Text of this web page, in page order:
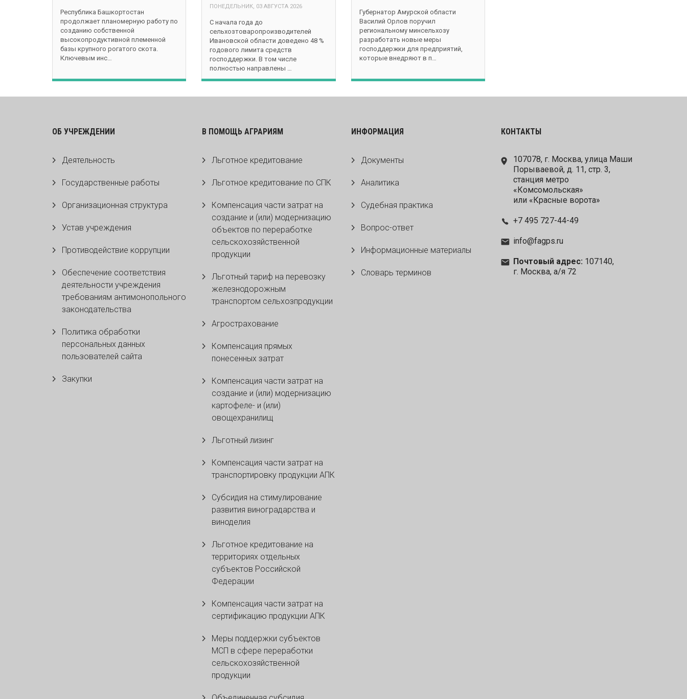
Республика Башкортостан
продолжает планомерную работу по
созданию собственной
высокопродуктивной племенной
базы крупного рогатого скота.
Ключевым инс…
ПОНЕДЕЛЬНИК, 03 АВГУСТА 2026
С начала года до
сельхозтоваропроизводителей
Ивановской области доведено 48 %
годового лимита средств
господдержки. В том числе
полностью направлены …
Губернатор Амурской области
Василий Орлов поручил
региональному минсельхозу
разработать новые меры
господдержки для предприятий,
которые внедряют в п…
ОБ УЧРЕЖДЕНИИ
Деятельность
Государственные работы
Организационная структура
Устав учреждения
Противодействие коррупции
Обеспечение соответствия
деятельности учреждения
требованиям антимонопольного
законодательства
Политика обработки
персональных данных
пользователей сайта
Закупки
В ПОМОЩЬ АГРАРИЯМ
Льготное кредитование
Льготное кредитование по СПК
Компенсация части затрат на
создание и (или) модернизацию
объектов по переработке
сельскохозяйственной
продукции
Льготный тариф на перевозку
железнодорожным
транспортом сельхозпродукции
Агрострахование
Компенсация прямых
понесенных затрат
Компенсация части затрат на
создание и (или) модернизацию
картофеле- и (или)
овощехранилищ
Льготный лизинг
Компенсация части затрат на
транспортировку продукции АПК
Субсидия на стимулирование
развития виноградарства и
виноделия
Льготное кредитование на
территориях отдельных
субъектов Российской
Федерации
Компенсация части затрат на
сертификацию продукции АПК
Меры поддержки субъектов
МСП в сфере переработки
сельскохозяйственной
продукции
ИНФОРМАЦИЯ
Документы
Аналитика
Судебная практика
Вопрос-ответ
Информационные материалы
Словарь терминов
КОНТАКТЫ
107078, г. Москва, улица Маши
Порываевой, д. 11, стр. 3,
станция метро
«Комсомольская»
или «Красные ворота»
+7 495 727-44-49
info@fagps.ru
Почтовый адрес: 107140,
г. Москва, а/я 72